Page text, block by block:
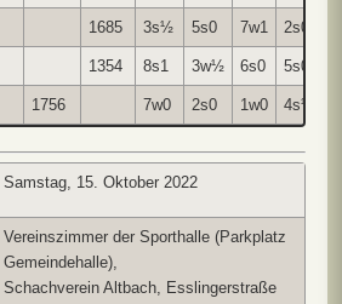
1685 3s½ 5s0 7w1 2s0
1354 8s1 3w½ 6s0 5s0
1756 7w0 2s0 1w0 4s½
Samstag, 15. Oktober 2022
Vereinszimmer der Sporthalle (Parkplatz
Gemeindehalle),
Schachverein Altbach, Esslingerstraße